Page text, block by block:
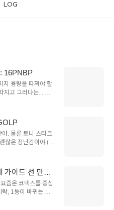
LOG
16PNBP
지 용량을 따져야 할
지고 그러냐는... 생
못 견디는 편이라
안은 웹사이트를 이
료인데다 사용성도
했어. 오만가지 파
webp로만 바꿀 뿐
맥용 데스크탑 앱을
엔 토렌트 앱도 만들
. 물론 토니 스타크
찮은 장난감이야 (그
OS의 런치패드를
도 구조 세팅은 너
일의 런치패드를 만
만들어주네. 아직도
킹이 안되고, 앱 크
배경은 단색... UX
가이드 선 만드
즘은 코덱스를 중심
락, 1등이 바뀌는 속
표하면서 '우리 인공